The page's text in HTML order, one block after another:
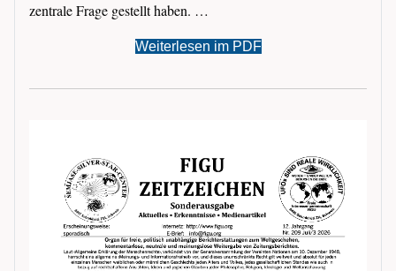
zentrale Frage gestellt haben. …
Weiterlesen im PDF